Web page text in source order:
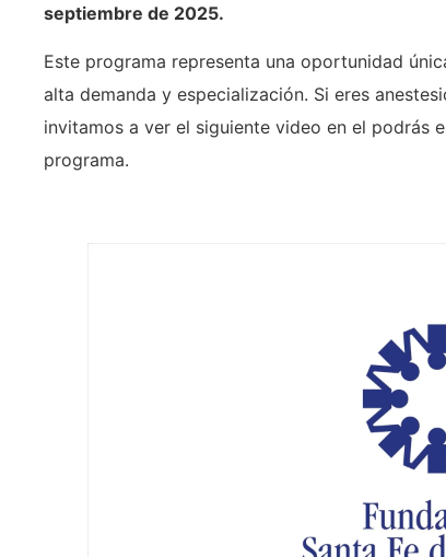
septiembre de 2025.
Este programa representa una oportunidad
alta demanda y especialización. Si eres
invitamos a ver el siguiente video en el podrás
programa.